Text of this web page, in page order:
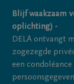
Overslaan en naar
Blijf waakzaam
oplichting) -
DELA ontvangt
zogezegde
een